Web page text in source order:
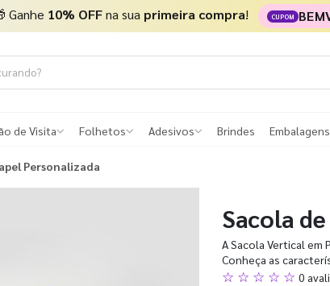
Ganhe 10% OFFna sua primeira compra! CUPOM
de Visita Folhetos Adesivos Brindes
Personalizada
Sacola
A Sacola Vertical em
Conheça as
☆ ☆ ☆ ☆ ☆ 0